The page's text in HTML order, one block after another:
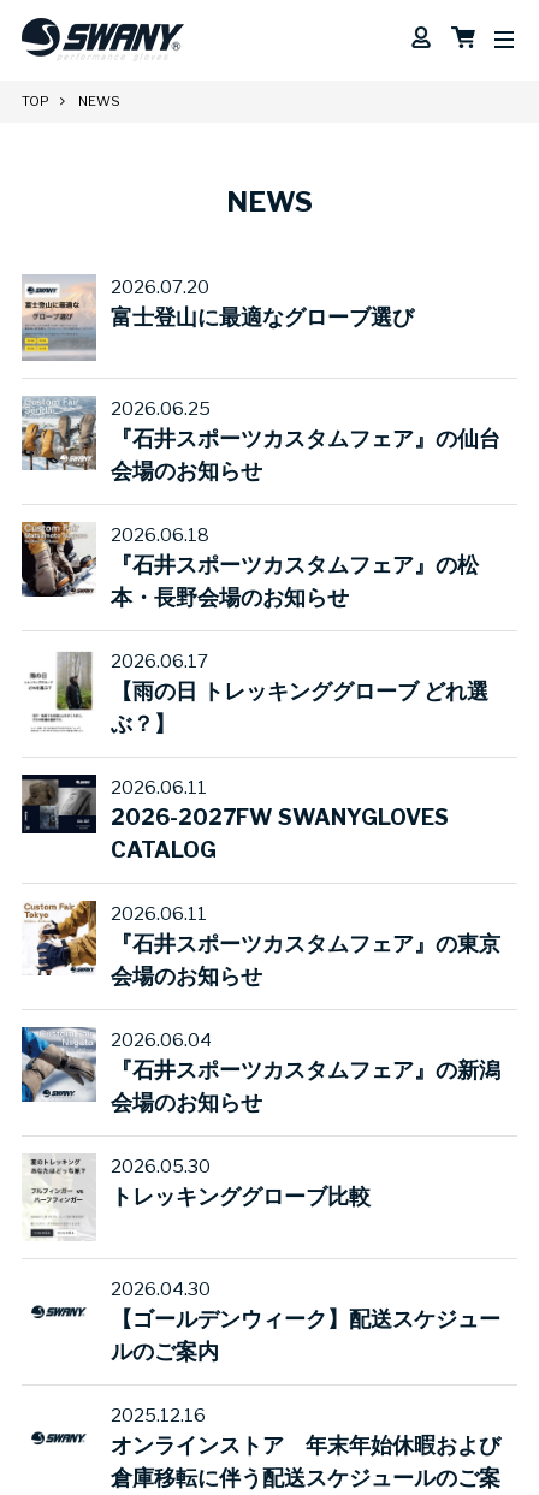
TOP NEWS
NEWS
2026.07.20
富士登山に最適なグローブ選び
2026.06.25
『石井スポーツカスタムフェア』の仙台
会場のお知らせ
2026.06.18
『石井スポーツカスタムフェア』の松
本・長野会場のお知らせ
2026.06.17
【雨の日 トレッキンググローブ どれ選
ぶ？】
2026.06.11
2026-2027FW SWANYGLOVES
CATALOG
2026.06.11
『石井スポーツカスタムフェア』の東京
会場のお知らせ
2026.06.04
『石井スポーツカスタムフェア』の新潟
会場のお知らせ
2026.05.30
トレッキンググローブ比較
2026.04.30
【ゴールデンウィーク】配送スケジュー
ルのご案内
2025.12.16
オンラインストア 年末年始休暇および
倉庫移転に伴う配送スケジュールのご案